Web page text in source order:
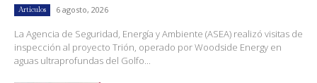
Artículos 6 agosto, 2026
La Agencia de Seguridad, Energía y Ambiente (ASEA) realizó visitas de
inspección al proyecto Trión, operado por Woodside Energy en
aguas ultraprofundas del Golfo...